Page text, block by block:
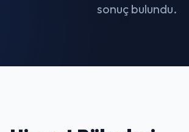
sonuç bulundu.